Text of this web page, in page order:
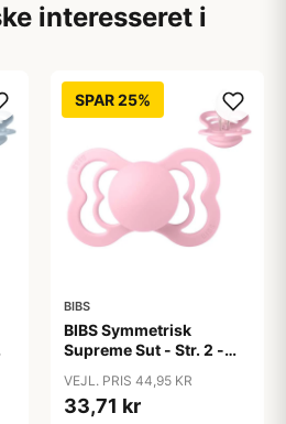
interesseret i
SPAR 25%
BIBS
BIBS Symmetrisk
Supreme Sut - Str. 2 -
VEJL. PRIS 44,95 KR
33,71 kr